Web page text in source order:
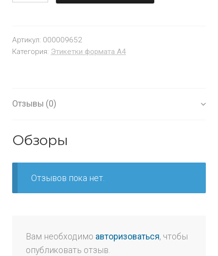
Артикул: 000009652
Категория: Этикетки формата А4
Отзывы (0)
Обзоры
Отзывов пока нет.
Вам необходимо авторизоваться, чтобы
опубликовать отзыв.